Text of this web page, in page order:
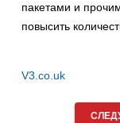
пакетами и
повысить
V3.co.uk